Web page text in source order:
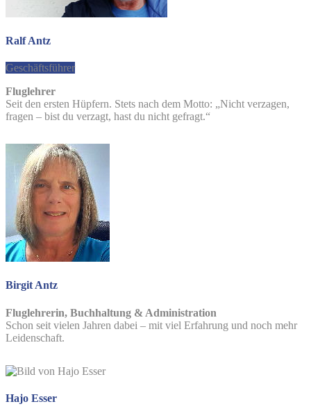
Ralf Antz
Geschäftsführer
Fluglehrer
Seit den ersten Hüpfern. Stets nach dem Motto: „Nicht verzagen,
fragen – bist du verzagt, hast du nicht gefragt.“
Birgit Antz
Fluglehrerin, Buchhaltung & Administration
Schon seit vielen Jahren dabei – mit viel Erfahrung und noch mehr
Leidenschaft.
Hajo Esser